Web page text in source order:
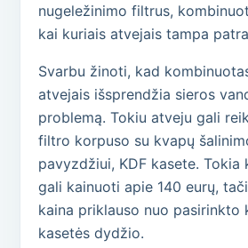
nugeležinimo filtrus,
kai kuriais atvejais tampa
Svarbu žinoti, kad
atvejais išsprendžia sieros
problemą. Tokiu atveju gali
filtro korpuso su kvapų
pavyzdžiui, KDF kasete. Tokia
gali kainuoti apie 140 eurų,
kaina priklauso nuo pasirinkto
kasetės dydžio.